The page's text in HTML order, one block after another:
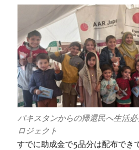
パキスタンからの帰還民へ生活
ロジェクト
すでに助成金で5品分は配布でき